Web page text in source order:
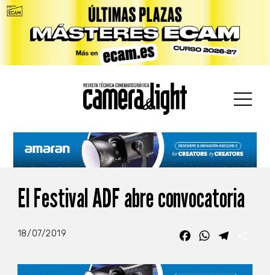
El Festival ADF abre convocatoria
18/07/2019 FacebookWhatsApp